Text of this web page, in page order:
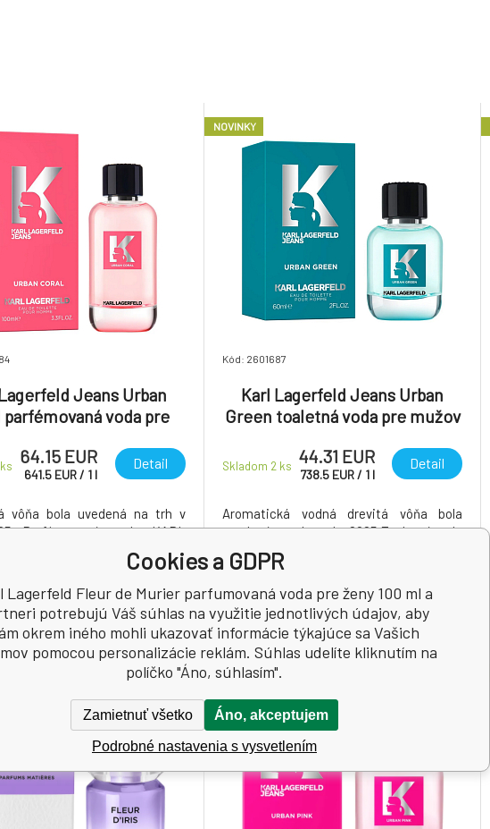
Jeans Urban
parfémovaná voda pre
ks 64.15 EUR
641.5 EUR/ 1 l
Detail
vôňa bola uvedená na trh v
Parfémovaná voda KARL
Jeans Urban Coral pre ženy
modernú, sebaistú vôňu,
vystihuje energiu
generácie. Táto kvetinovo
kompozícia je navrhnutá pre
milujú slobodu, hravosť a
štýl, a chcú svoju osobnosť
NOVINKY
Kód: 2601687
Karl Lagerfeld Jeans Urban
Green toaletná voda pre mužov
Skladom 2 ks 44.31 EUR
738.5 EUR/ 1 l
Detail
Aromatická vodná drevitá vôňa bola
uvedená na trh v roku 2025 Toaletná voda
KARL LAGERFELD Jeans Urban Green
pre mužov je ztelesnením modernej
sviežosti a sebevedomého štýlu. Táto
aromaticko-drevná fougère kompozícia
zachytáva energiu generácie, ktorá sa
nebojí vystúpiť z davu a vyjadriť svoju
osobnosť odvážne, uvoľnene a s
ľahkosťou. Vôň
Cookies a GDPR
Lagerfeld Fleur de Murier parfumovaná voda pre ženy 100 ml a
potrebujú Váš súhlas na využitie jednotlivých údajov, aby
okrem iného mohli ukazovať informácie týkajúce sa Vašich
pomocou personalizácie reklám. Súhlas udelíte kliknutím na
políčko "Áno, súhlasím".
Zamietnuť všetko Áno, akceptujem
Podrobné nastavenia s vysvetlením